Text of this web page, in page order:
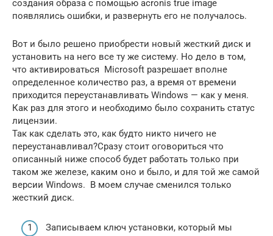
создания образа с помощью acronis true image
появлялись ошибки, и развернуть его не получалось.
Вот и было решено приобрести новый жесткий диск и
установить на него все ту же систему. Но дело в том,
что активироваться Microsoft разрешает вполне
определенное количество раз, а время от времени
приходится переустанавливать Windows — как у меня.
Как раз для этого и необходимо было сохранить статус
лицензии.
Так как сделать это, как будто никто ничего не
переустанавливал?Сразу стоит оговориться что
описанный ниже способ будет работать только при
таком же железе, каким оно и было, и для той же самой
версии Windows. В моем случае сменился только
жесткий диск.
Записываем ключ установки, который мы